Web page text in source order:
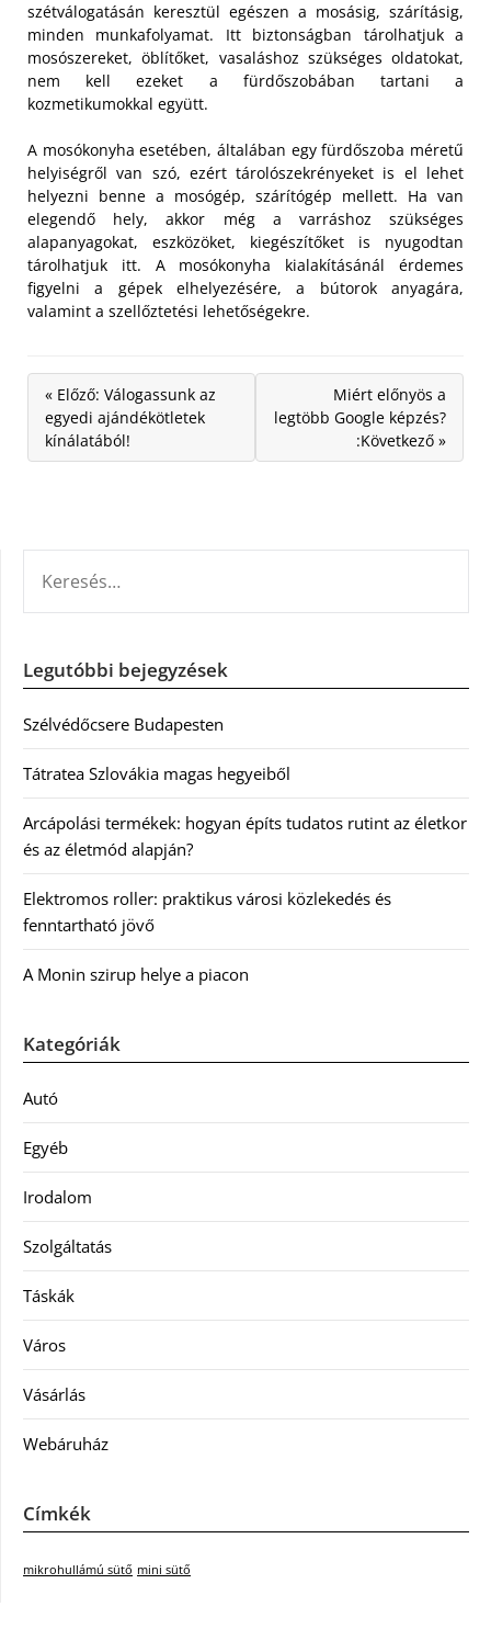
szétválogatásán keresztül egészen a mosásig, szárításig,
minden munkafolyamat. Itt biztonságban tárolhatjuk a
mosószereket, öblítőket, vasaláshoz szükséges oldatokat,
nem kell ezeket a fürdőszobában tartani a
kozmetikumokkal együtt.
A mosókonyha esetében, általában egy fürdőszoba méretű
helyiségről van szó, ezért tárolószekrényeket is el lehet
helyezni benne a mosógép, szárítógép mellett. Ha van
elegendő hely, akkor még a varráshoz szükséges
alapanyagokat, eszközöket, kiegészítőket is nyugodtan
tárolhatjuk itt. A mosókonyha kialakításánál érdemes
figyelni a gépek elhelyezésére, a bútorok anyagára,
valamint a szellőztetési lehetőségekre.
« Előző: Válogassunk az
egyedi ajándékötletek
kínálatából!
Miért előnyös a
legtöbb Google képzés?
:Következő »
Legutóbbi bejegyzések
Szélvédőcsere Budapesten
Tátratea Szlovákia magas hegyeiből
Arcápolási termékek: hogyan építs tudatos rutint az életkor
és az életmód alapján?
Elektromos roller: praktikus városi közlekedés és
fenntartható jövő
A Monin szirup helye a piacon
Kategóriák
Autó
Egyéb
Irodalom
Szolgáltatás
Táskák
Város
Vásárlás
Webáruház
Címkék
mikrohullámú sütő mini sütő